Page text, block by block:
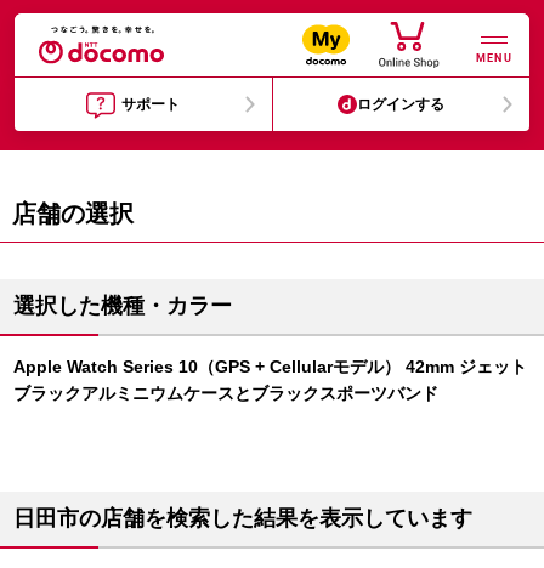
MENU
サポート ログインする
店舗の選択
選択した機種・カラー
Apple Watch Series 10（GPS + Cellularモデル） 42mm ジェット
ブラックアルミニウムケースとブラックスポーツバンド
日田市の店舗を検索した結果を表示しています